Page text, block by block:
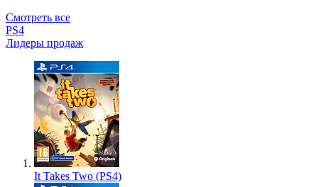
Смотреть все
PS4
Лидеры продаж
It Takes Two (PS4)